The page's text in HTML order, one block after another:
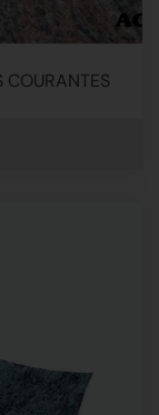
COURANTES